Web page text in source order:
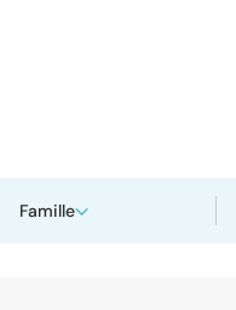
Famille